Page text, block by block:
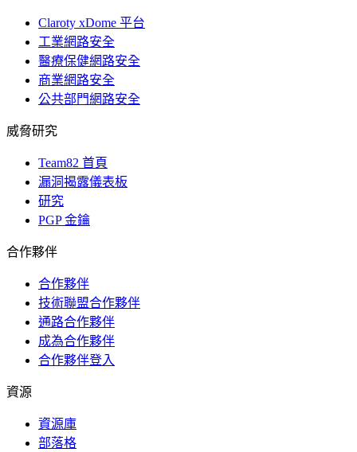
Claroty xDome 平台
工業網路安全
醫療保健網路安全
商業網路安全
公共部門網路安全
威脅研究
Team82 首頁
漏洞揭露儀表板
研究
PGP 金鑰
合作夥伴
合作夥伴
技術聯盟合作夥伴
通路合作夥伴
成為合作夥伴
合作夥伴登入
資源
資源庫
部落格